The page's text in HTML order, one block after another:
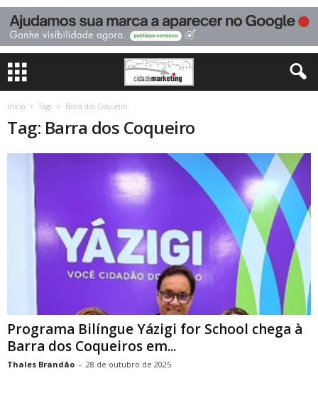
Início Tags Barra dos Coqueiro
Tag: Barra dos Coqueiro
Programa Bilíngue Yázigi for School chega à
Barra dos Coqueiros em...
Thales Brandão - 28 de outubro de 2025